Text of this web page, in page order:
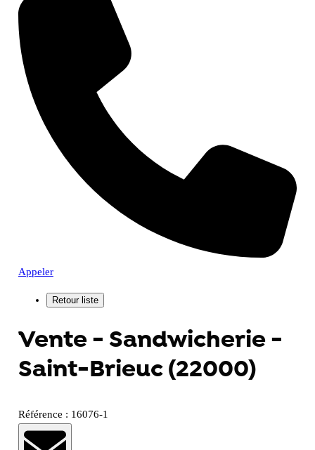
Appeler
Vente - Sandwicherie -
Saint-Brieuc (22000)
Référence : 16076-1